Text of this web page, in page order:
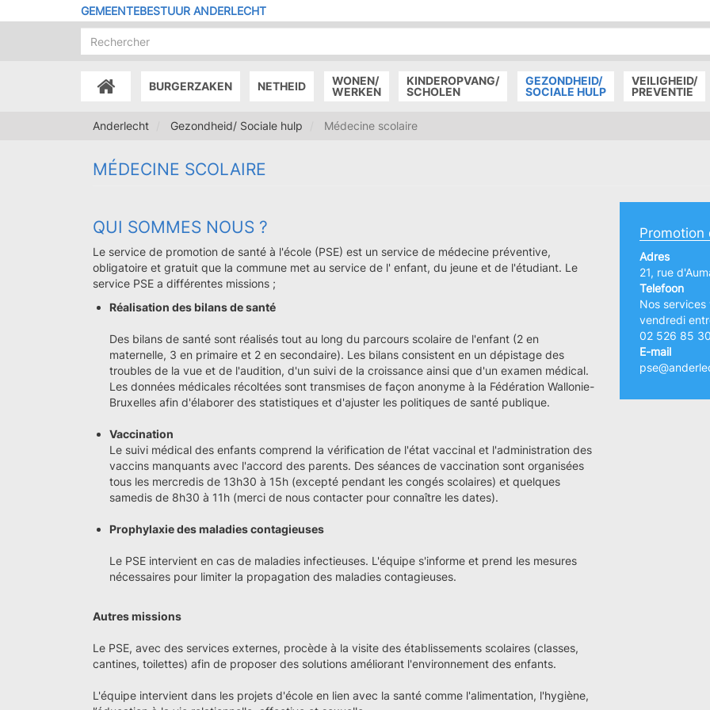
en
GEMEENTEBESTUUR ANDERLECHT
ACCUEILBURGERZAKEN NETHEID
WONEN/
WERKEN
KINDEROPVANG/
SCHOLEN
GEZONDHEID/
SOCIALE HULP
VEILIGHEID/
PREVENTIE
Anderlecht Gezondheid/ Sociale hulp Médecine scolaire
MÉDECINE SCOLAIRE
Promotion
Adres
21, rue
Telefoon
Nos
vendredi
02 526 85 30
E-mail
QUI SOMMES NOUS ?
Le service de promotion de santé à l'école (PSE) est un service de médecine préventive,
obligatoire et gratuit que la commune met au service de l' enfant, du jeune et de l'étudiant. Le
service PSE a différentes missions ;
Réalisation des bilans de santé
Des bilans de santé sont réalisés tout au long du parcours scolaire de l'enfant (2 en
maternelle, 3 en primaire et 2 en secondaire). Les bilans consistent en un dépistage des
troubles de la vue et de l'audition, d'un suivi de la croissance ainsi que d'un examen médical.
Les données médicales récoltées sont transmises de façon anonyme à la Fédération Wallonie-
Bruxelles afin d'élaborer des statistiques et d'ajuster les politiques de santé publique.
Vaccination
Le suivi médical des enfants comprend la vérification de l'état vaccinal et l'administration des
vaccins manquants avec l'accord des parents. Des séances de vaccination sont organisées
tous les mercredis de 13h30 à 15h (excepté pendant les congés scolaires) et quelques
samedis de 8h30 à 11h (merci de nous contacter pour connaître les dates).
Prophylaxie des maladies contagieuses
Le PSE intervient en cas de maladies infectieuses. L'équipe s'informe et prend les mesures
nécessaires pour limiter la propagation des maladies contagieuses.
Autres missions
Le PSE, avec des services externes, procède à la visite des établissements scolaires (classes,
cantines, toilettes) afin de proposer des solutions améliorant l'environnement des enfants.
L'équipe intervient dans les projets d'école en lien avec la santé comme l'alimentation, l'hygiène,